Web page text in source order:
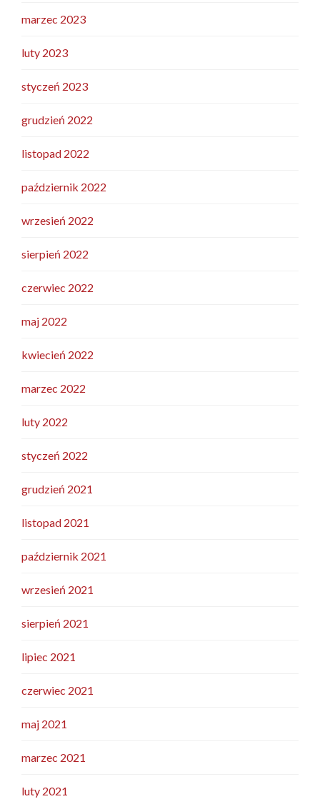
marzec 2023
luty 2023
styczeń 2023
grudzień 2022
listopad 2022
październik 2022
wrzesień 2022
sierpień 2022
czerwiec 2022
maj 2022
kwiecień 2022
marzec 2022
luty 2022
styczeń 2022
grudzień 2021
listopad 2021
październik 2021
wrzesień 2021
sierpień 2021
lipiec 2021
czerwiec 2021
maj 2021
marzec 2021
luty 2021